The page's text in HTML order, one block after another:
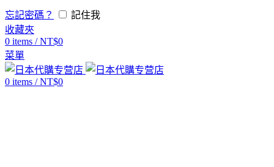
忘記密碼？
記住我
收藏夾
0 items / NT$0
菜單
0 items / NT$0